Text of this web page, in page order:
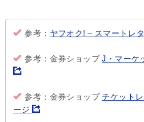
参考： ヤフオク! – スマートレ
参考：金券ショップJ・マーケ
参考：金券ショップチケット
ージ